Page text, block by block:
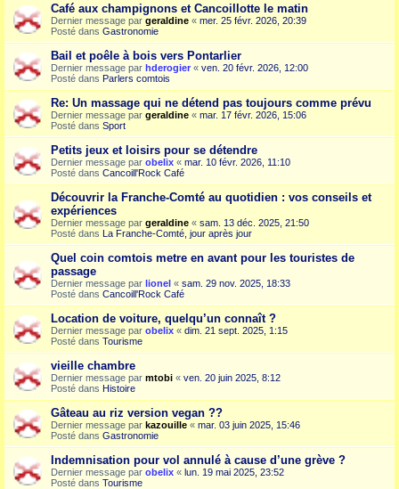
Café aux champignons et Cancoillotte le matin
Dernier message par geraldine « mer. 25 févr. 2026, 20:39
Posté dans Gastronomie
Bail et poêle à bois vers Pontarlier
Dernier message par hderogier « ven. 20 févr. 2026, 12:00
Posté dans Parlers comtois
Re: Un massage qui ne détend pas toujours comme prévu
Dernier message par geraldine « mar. 17 févr. 2026, 15:06
Posté dans Sport
Petits jeux et loisirs pour se détendre
Dernier message par obelix « mar. 10 févr. 2026, 11:10
Posté dans Cancoill'Rock Café
Découvrir la Franche-Comté au quotidien : vos conseils et
expériences
Dernier message par geraldine « sam. 13 déc. 2025, 21:50
Posté dans La Franche-Comté, jour après jour
Quel coin comtois metre en avant pour les touristes de
passage
Dernier message par lionel « sam. 29 nov. 2025, 18:33
Posté dans Cancoill'Rock Café
Location de voiture, quelqu’un connaît ?
Dernier message par obelix « dim. 21 sept. 2025, 1:15
Posté dans Tourisme
vieille chambre
Dernier message par mtobi « ven. 20 juin 2025, 8:12
Posté dans Histoire
Gâteau au riz version vegan ??
Dernier message par kazouille « mar. 03 juin 2025, 15:46
Posté dans Gastronomie
Indemnisation pour vol annulé à cause d’une grève ?
Dernier message par obelix « lun. 19 mai 2025, 23:52
Posté dans Tourisme